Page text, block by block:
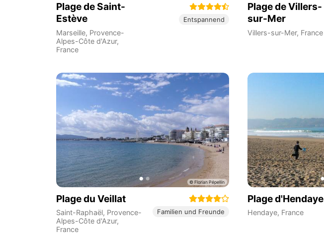
Plage de Saint-
Estève
Marseille, Provence-
Alpes-Côte d'Azur,
France
Entspannend
Plage de Villers-
sur-Mer
Villers-sur-Mer, France
Plage du Veillat
Saint-Raphaël, Provence-
Alpes-Côte d'Azur,
France
Familien und Freunde
Plage d'Hendaye
Hendaye, France